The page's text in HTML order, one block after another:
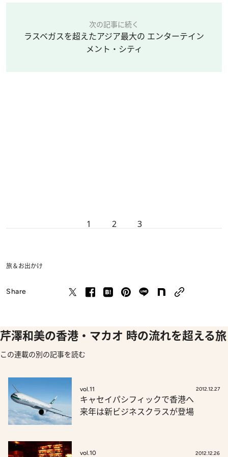
次の記事に続く
ラスベガスを超えたアジア最大の エンターテイン
メント・シティ
1 2 3
旅＆お出かけ
Share
芹澤和美の香港・マカオ 時の流れを超える旅
この連載の別の記事を読む
vol.11 2012.12.27
キャセイパシフィックで香港へ
来年は新ビジネスクラスが登場
vol.10 2012.12.26